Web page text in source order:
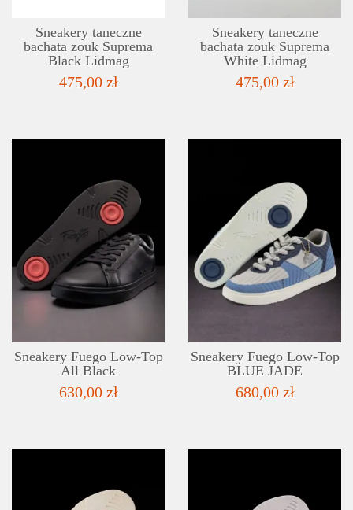
Sneakery taneczne
bachata zouk Suprema
Black Lidmag
475,00 zł
Sneakery taneczne
bachata zouk Suprema
White Lidmag
475,00 zł
LISTA ŻYCZEŃ
SZCZEGÓŁY
Sneakery Fuego Low-Top
All Black
630,00 zł
Sneakery Fuego Low-Top
BLUE JADE
680,00 zł